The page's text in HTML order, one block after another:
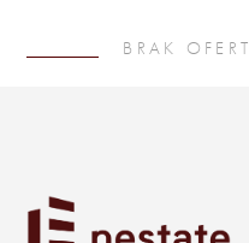
BRAK OFERT